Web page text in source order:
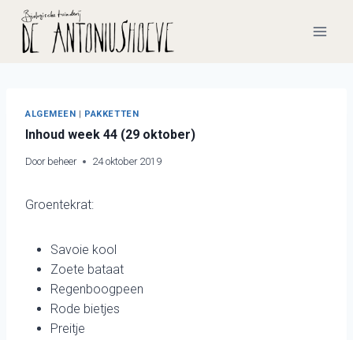
Doorgaan
naar
inhoud
ALGEMEEN | PAKKETTEN
Inhoud week 44 (29 oktober)
Door beheer 24 oktober 2019
Groentekrat:
Savoie kool
Zoete bataat
Regenboogpeen
Rode bietjes
Preitje